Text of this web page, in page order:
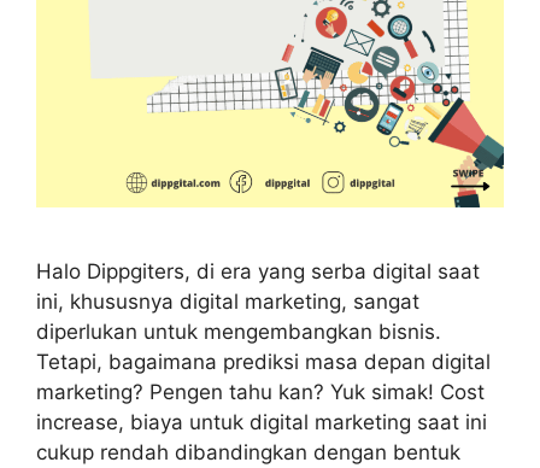
Halo Dippgiters, di era yang serba digital saat
ini, khususnya digital marketing, sangat
diperlukan untuk mengembangkan bisnis.
Tetapi, bagaimana prediksi masa depan digital
marketing? Pengen tahu kan? Yuk simak! Cost
increase, biaya untuk digital marketing saat ini
cukup rendah dibandingkan dengan bentuk